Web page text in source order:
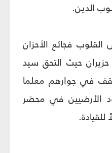
الدين.
فجائع الأحزان
حيث التحق سيد
يقف في جوارهم معلماً
الأرضيين في محضر